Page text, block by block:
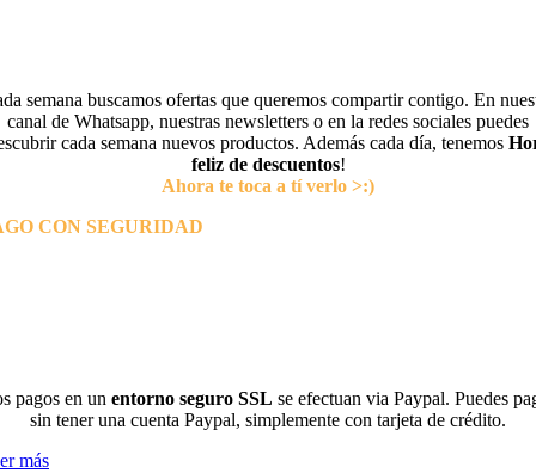
semana buscamos ofertas que queremos compartir contigo. En
canal de Whatsapp, nuestras newsletters o en la redes sociales puedes
cada semana nuevos productos. Además cada día, tenemos
feliz de descuentos!
Ahora te toca a tí verlo >:)
CON SEGURIDAD
pagos en un entorno seguro SSL se efectuan via Paypal. Puedes
sin tener una cuenta Paypal, simplemente con tarjeta de crédito.
más